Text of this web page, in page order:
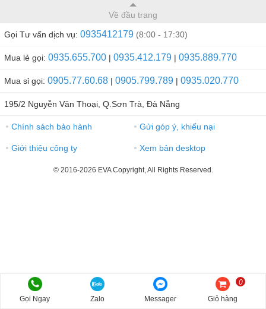
Về đầu trang
Gọi Tư vấn dịch vụ: 0935412179 (8:00 - 17:30)
Mua lẻ gọi: 0935.655.700 | 0935.412.179 | 0935.889.770
Mua sỉ gọi: 0905.77.60.68 | 0905.799.789 | 0935.020.770
195/2 Nguyễn Văn Thoại, Q.Sơn Trà, Đà Nẵng
● Chính sách bảo hành ● Gửi góp ý, khiếu nại
● Giới thiệu công ty ● Xem bản desktop
© 2016-2026 EVA Copyright, All Rights Reserved.
Gọi Ngay Zalo Messager Giỏ hàng
0